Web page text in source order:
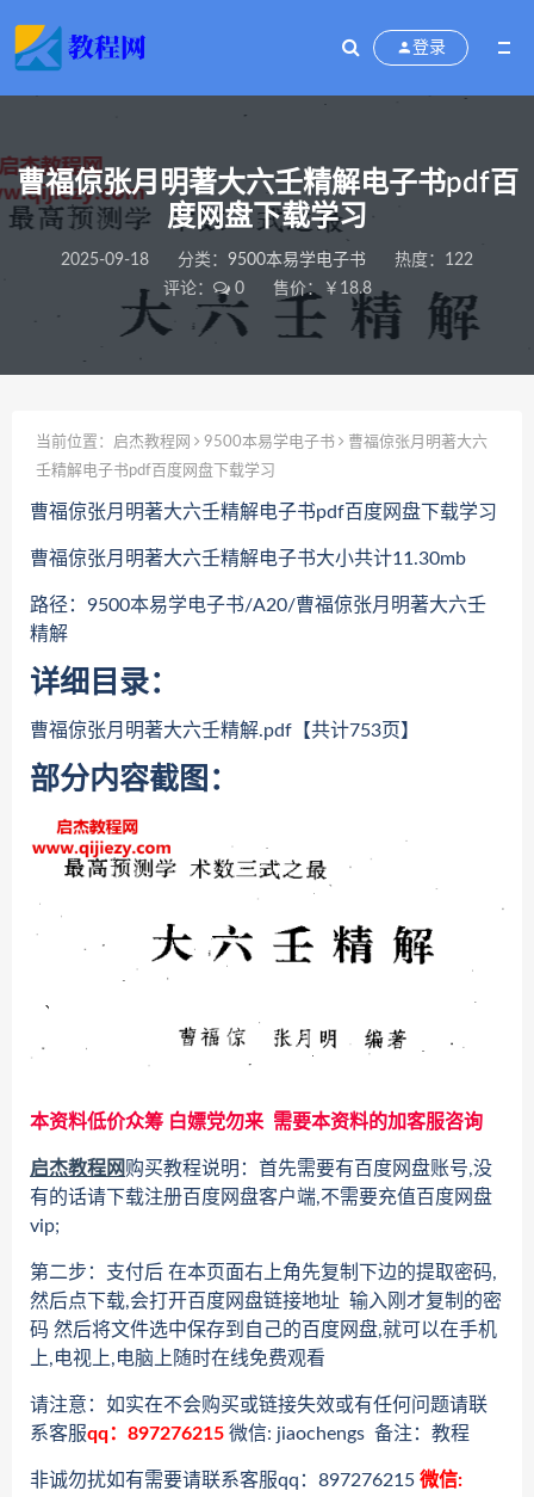
登录
曹福倞张月明著大六壬精解电子书pdf百
度网盘下载学习
2025-09-18 分类： 9500本易学电子书
热度：122
评论：
0 售价：￥18.8
当前位置： 启杰教程网 9500本易学电子书
曹福倞张月明著大六
壬精解电子书pdf百度网盘下载学习
曹福倞张月明著大六壬精解电子书pdf百度网盘下载学习
曹福倞张月明著大六壬精解电子书大小共计11.30mb
路径：9500本易学电子书/A20/曹福倞张月明著大六壬
精解
详细目录：
曹福倞张月明著大六壬精解.pdf【共计753页】
部分内容截图：
本资料低价众筹 白嫖党勿来 需要本资料的加客服咨询
启杰教程网购买教程说明：首先需要有百度网盘账号,没
有的话请下载注册百度网盘客户端,不需要充值百度网盘
vip;
第二步：支付后 在本页面右上角先复制下边的提取密码,
然后点下载,会打开百度网盘链接地址 输入刚才复制的密
码 然后将文件选中保存到自己的百度网盘,就可以在手机
上,电视上,电脑上随时在线免费观看
请注意：如实在不会购买或链接失效或有任何问题请联
系客服qq：897276215 微信: jiaochengs 备注：教程
非诚勿扰如有需要请联系客服qq：897276215 微信: